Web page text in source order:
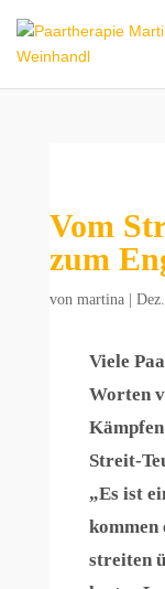
Vom
zum
von martina|
Viele
Worten
Streit-
„Es ist
streiten